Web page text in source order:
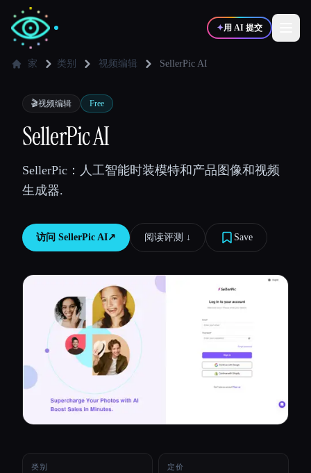
✦用 AI 提交
✍️写作者
💻
🎓学生
比较工具
关于
家 类别 视频编辑 SellerPic AI
🎬视频编辑 Free
SellerPic AI
SellerPic：人工智能时装模特和产品图像和视频
生成器.
访问 SellerPic AI↗︎ 阅读评测 ↓︎ Save
类别 定价